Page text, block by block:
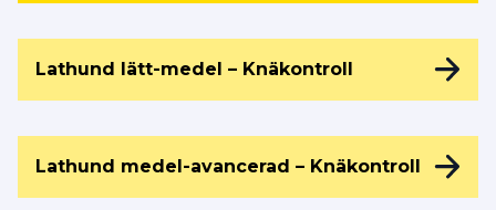
Lathund lätt-medel – Knäkontroll
Lathund medel-avancerad – Knäkontroll